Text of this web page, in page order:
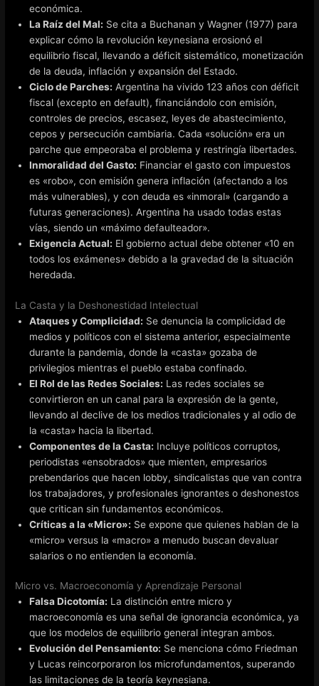
económica.
La Raíz del Mal: Se cita a Buchanan y Wagner (1977) para
explicar cómo la revolución keynesiana erosionó el
equilibrio fiscal, llevando a déficit sistemático, monetización
de la deuda, inflación y expansión del Estado.
Ciclo de Parches: Argentina ha vivido 123 años con déficit
fiscal (excepto en default), financiándolo con emisión,
controles de precios, escasez, leyes de abastecimiento,
cepos y persecución cambiaria. Cada «solución» era un
parche que empeoraba el problema y restringía libertades.
Inmoralidad del Gasto: Financiar el gasto con impuestos
es «robo», con emisión genera inflación (afectando a los
más vulnerables), y con deuda es «inmoral» (cargando a
futuras generaciones). Argentina ha usado todas estas
vías, siendo un «máximo defaulteador».
Exigencia Actual: El gobierno actual debe obtener «10 en
todos los exámenes» debido a la gravedad de la situación
heredada.
La Casta y la Deshonestidad Intelectual
Ataques y Complicidad: Se denuncia la complicidad de
medios y políticos con el sistema anterior, especialmente
durante la pandemia, donde la «casta» gozaba de
privilegios mientras el pueblo estaba confinado.
El Rol de las Redes Sociales: Las redes sociales se
convirtieron en un canal para la expresión de la gente,
llevando al declive de los medios tradicionales y al odio de
la «casta» hacia la libertad.
Componentes de la Casta: Incluye políticos corruptos,
periodistas «ensobrados» que mienten, empresarios
prebendarios que hacen lobby, sindicalistas que van contra
los trabajadores, y profesionales ignorantes o deshonestos
que critican sin fundamentos económicos.
Críticas a la «Micro»: Se expone que quienes hablan de la
«micro» versus la «macro» a menudo buscan devaluar
salarios o no entienden la economía.
Micro vs. Macroeconomía y Aprendizaje Personal
Falsa Dicotomía: La distinción entre micro y
macroeconomía es una señal de ignorancia económica, ya
que los modelos de equilibrio general integran ambos.
Evolución del Pensamiento: Se menciona cómo Friedman
y Lucas reincorporaron los microfundamentos, superando
las limitaciones de la teoría keynesiana.